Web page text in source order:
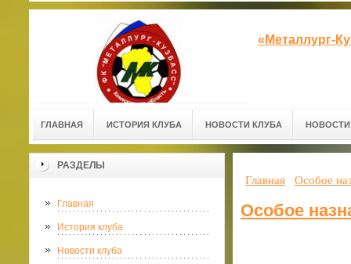
«Металлург-
ГЛАВНАЯ ИСТОРИЯ КЛУБА НОВОСТИ КЛУБА
РАЗДЕЛЫ
Главная
История клуба
Новости клуба
Главная Особое
Особое